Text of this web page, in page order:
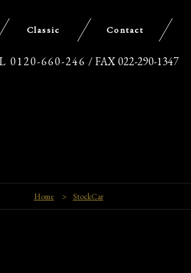
0120-660-246 / FAX 022-290-1347
Classic Contact
Home > StockCar